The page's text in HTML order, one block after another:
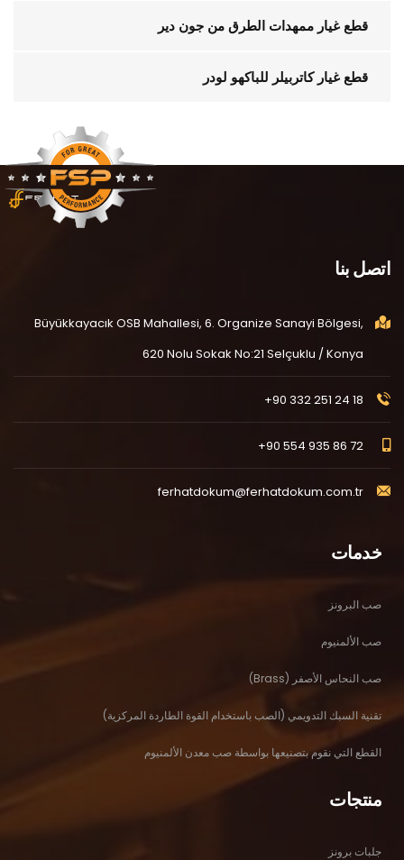
قطع غيار ممهدات الطرق من جون دير
قطع غيار كاتربيلر للباكهو لودر
اتصل بنا
Büyükkayacık OSB Mahallesi, 6. Organize Sanayi Bölgesi,
620 Nolu Sokak No:21 Selçuklu / Konya
+90 332 251 24 18
+90 554 935 86 72
ferhatdokum@ferhatdokum.com.tr
خدمات
صب البرونز
صب الألمنيوم
صب النحاس الأصفر (Brass)
تقنية السبك التدويمي (الصب باستخدام القوة الطاردة المركزية)
القطع التي نقوم بتصنيعها بواسطة صب معدن الألمنيوم
منتجات
جلبات برونز